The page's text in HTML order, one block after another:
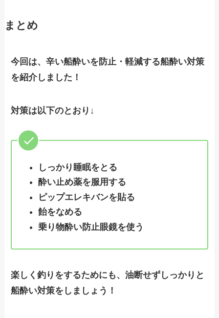
まとめ
今回は、辛い船酔いを防止・軽減する船酔い対策
を紹介しました！
対策は以下のとおり↓
しっかり睡眠をとる
酔い止め薬を服用する
ピップエレキバンを貼る
飴をなめる
乗り物酔い防止眼鏡を使う
楽しく釣りをするためにも、油断せずしっかりと
船酔い対策をしましょう！